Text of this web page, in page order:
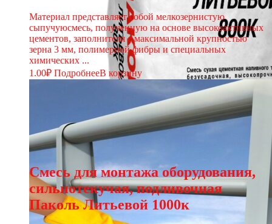
Материал представляет собой мелкозернистую
сыпучуюсмесь, полученную на основе высокоактивных
цементов, заполнителя с максимальной крупностью
зерна 3 мм, полимерной фибры и специальных
химических ...
1.00₽ ПодробнееВ корзину
Смесь для монтажа оборудования,
сильнотекучая, подливочная
Паколь Литьевой 1000к